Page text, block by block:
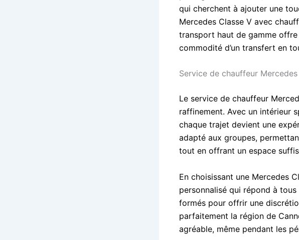
qui cherchent à ajouter une
Mercedes Classe V avec
transport haut de gamme
commodité d’un transfert en
Service de chauffeur
Le service de chauffeur
raffinement. Avec un intérieur
chaque trajet devient une
adapté aux groupes,
tout en offrant un espace
En choisissant une Mercedes
personnalisé qui répond à
formés pour offrir une
parfaitement la région de
agréable, même pendant les